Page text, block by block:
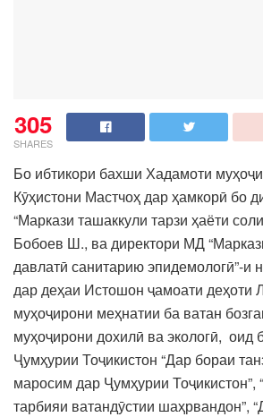
305
SHARES
Бо ибтикори бахши Хадамоти
Кӯҳистони Мастчоҳ дар ҳамкорӣ бо
“Маркази ташаккули тарзи ҳаёти
Бобоев Ш., ва директори МД
давлатӣ санитарию эпидемологӣ”-
дар деҳаи Истошон ҷамоати деҳоти
муҳоҷирони меҳнатии ба ватан
муҳоҷирони дохилӣ ва экологӣ, оид
Ҷумҳурии Тоҷикистон “Дар бораи
маросим дар Ҷумҳурии Тоҷикистон”,
тарбияи ватандӯстии шаҳрвандон”,